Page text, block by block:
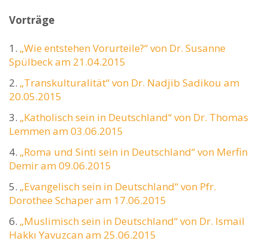
Vorträge
„Wie entstehen Vorurteile?“ von Dr. Susanne
Spülbeck am 21.04.2015
„Transkulturalität“ von Dr. Nadjib Sadikou am
20.05.2015
„Katholisch sein in Deutschland“ von Dr. Thomas
Lemmen am 03.06.2015
„Roma und Sinti sein in Deutschland“ von Merfin
Demir am 09.06.2015
„Evangelisch sein in Deutschland“ von Pfr.
Dorothee Schaper am 17.06.2015
„Muslimisch sein in Deutschland“ von Dr. Ismail
Hakkı Yavuzcan am 25.06.2015